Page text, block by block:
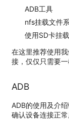
ADB工具
nfs挂载文件
使用SD卡挂载
在这里推荐使用
接，仅仅只需要一
ADB
ADB的使用及介
确认设备连接正常